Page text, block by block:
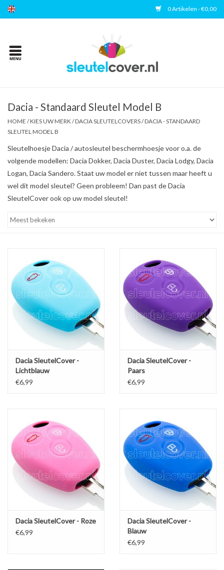
0 Artikelen - €0,00
Home
Accessoires
Veelgestelde vragen
Contact
Dacia - Standaard Sleutel Model B
HOME /KIES UW MERK /DACIA SLEUTELCOVERS/DACIA - STANDAARD
SLEUTEL MODEL B
Sleutelhoesje Dacia / autosleutel beschermhoesje voor o.a. de
volgende modellen: Dacia Dokker, Dacia Duster, Dacia Lodgy, Dacia
Logan, Dacia Sandero. Staat uw model er niet tussen maar heeft u
wel dit model sleutel? Geen probleem! Dan past de Dacia
SleutelCover ook op uw model sleutel!
Dacia SleutelCover -
Lichtblauw
€6,99
Dacia SleutelCover -
Paars
€6,99
Dacia SleutelCover - Roze
€6,99
Dacia SleutelCover -
Blauw
€6,99